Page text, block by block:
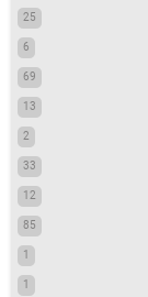
25
6
69
13
2
33
12
85
1
1